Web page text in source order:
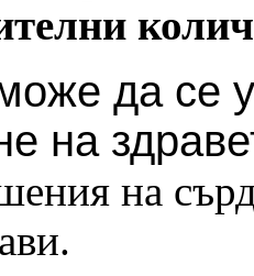
да се
на
на